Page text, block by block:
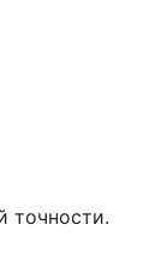
точности.